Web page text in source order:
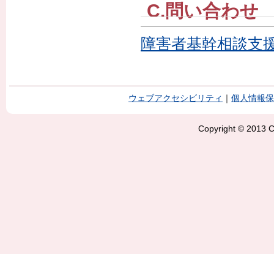
C.問い合わせ
障害者基幹相談支
ウェブアクセシビリティ 個人情報
Copyright © 2013